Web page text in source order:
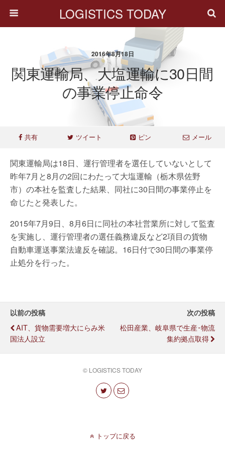
LOGISTICS TODAY
2016年8月18日
関東運輸局、大塩運輸に30日間
の事業停止命令
共有 ツイート ピン メール
関東運輸局は18日、運行管理者を選任していないとして
昨年7月と8月の2回にわたって大塩運輸（栃木県佐野
市）の本社を監査した結果、同社に30日間の事業停止を
命じたと発表した。
2015年7月9日、8月6日に同社の本社営業所に対して監査
を実施し、運行管理者の選任義務違反など2項目の貨物
自動車運送事業法違反を確認。16日付で30日間の事業停
止処分を行った。
以前の投稿
AIT、貨物需要増大にらみ米
国法人設立
次の投稿
松田産業、岐阜県で生産･物流
集約拠点取得
© LOGISTICS TODAY
トップに戻る